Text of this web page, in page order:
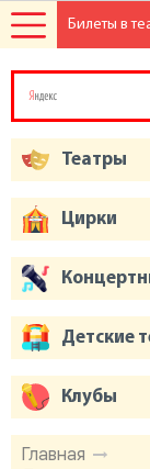
Главная
Театры
Цирки
Детские
Клубы
Билеты в